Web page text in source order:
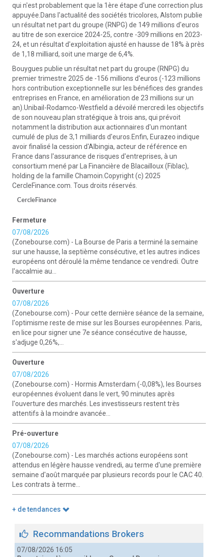
qui n'est probablement que la 1ère étape d'une correction plus
appuyée.Dans l'actualité des sociétés tricolores, Alstom publie
un résultat net part du groupe (RNPG) de 149 millions d'euros
au titre de son exercice 2024-25, contre -309 millions en 2023-
24, et un résultat d'exploitation ajusté en hausse de 18% à près
de 1,18 milliard, soit une marge de 6,4%.
Bouygues publie un résultat net part du groupe (RNPG) du
premier trimestre 2025 de -156 millions d'euros (-123 millions
hors contribution exceptionnelle sur les bénéfices des grandes
entreprises en France, en amélioration de 23 millions sur un
an).Unibail-Rodamco-Westfield a dévoilé mercredi les objectifs
de son nouveau plan stratégique à trois ans, qui prévoit
notamment la distribution aux actionnaires d'un montant
cumulé de plus de 3,1 milliards d'euros.Enfin, Eurazeo indique
avoir finalisé la cession d'Albingia, acteur de référence en
France dans l'assurance de risques d'entreprises, à un
consortium mené par La Financière de Blacailloux (Fiblac),
holding de la famille Chamoin.Copyright (c) 2025
CercleFinance.com. Tous droits réservés.
CercleFinance
Fermeture
07/08/2026
(Zonebourse.com) - La Bourse de Paris a terminé la semaine
sur une hausse, la septième consécutive, et les autres indices
européens ont déroulé la même tendance ce vendredi. Outre
l'accalmie au...
Ouverture
07/08/2026
(Zonebourse.com) - Pour cette dernière séance de la semaine,
l'optimisme reste de mise sur les Bourses européennes. Paris,
en lice pour signer une 7e séance consécutive de hausse,
s'adjuge 0,26%,...
Ouverture
07/08/2026
(Zonebourse.com) - Hormis Amsterdam (-0,08%), les Bourses
européennes évoluent dans le vert, 90 minutes après
l'ouverture des marchés. Les investisseurs restent très
attentifs à la moindre avancée...
Pré-ouverture
07/08/2026
(Zonebourse.com) - Les marchés actions européens sont
attendus en légère hausse vendredi, au terme d'une première
semaine d'août marquée par plusieurs records pour le CAC 40.
Les contrats à terme...
+ de tendances
Recommandations Brokers
07/08/2026 16:05